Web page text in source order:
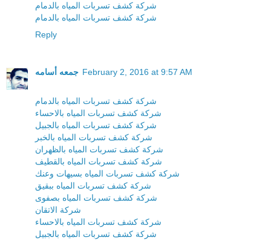
شركة كشف تسربات المياه بالدمام
شركة كشف تسربات المياه بالدمام
Reply
جمعه أسامه February 2, 2016 at 9:57 AM
شركة كشف تسربات المياه بالدمام
شركة كشف تسربات المياه بالاحساء
شركة كشف تسربات المياه بالجبيل
شركة كشف تسربات المياه بالخبر
شركة كشف تسربات المياه بالظهران
شركة كشف تسربات المياه بالقطيف
شركة كشف تسربات المياه بسيهات وعنك
شركة كشف تسربات المياه ببقيق
شركة كشف تسربات المياه بصفوى
شركة الاتقان
شركة كشف تسربات المياه بالاحساء
شركة كشف تسربات المياه بالجبيل